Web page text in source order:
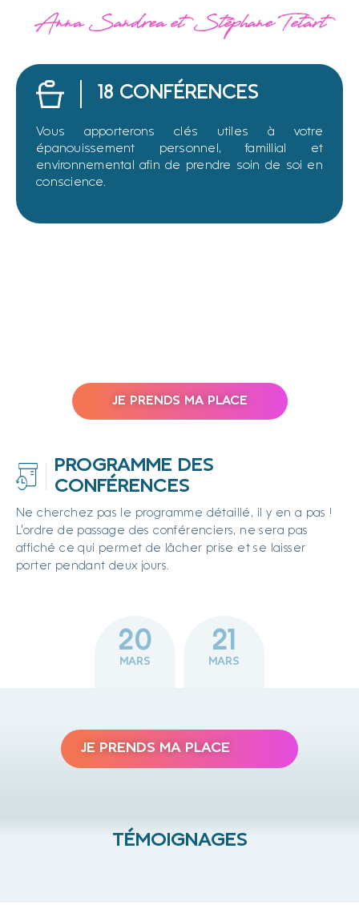
Anna Sandrea et Stéphane Tetart
18 CONFÉRENCES
Vous apporterons clés utiles à votre
épanouissement personnel, famillial et
environnemental afin de prendre soin de soi en
conscience.
JE PRENDS MA PLACE
PROGRAMME DES
CONFÉRENCES
Ne cherchez pas le programme détaillé, il y en a pas !
L'ordre de passage des conférenciers, ne sera pas
affiché ce qui permet de lâcher prise et se laisser
porter pendant deux jours.
20
MARS
21
MARS
JE PRENDS MA PLACE
TÉMOIGNAGES